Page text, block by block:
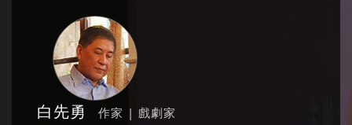
的觀點，帶我們從看見這部偉大其書如何可以因
小處的差異，失之毫釐，差以千里。
🕑️ 講座一、 10/15 週日 2:30—4:30 @ 國家圖書
館B1多功能展演廳
多太子的大出離
白先勇 作家 | 戲劇家